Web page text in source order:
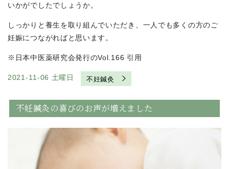
いかがでしたでしょうか。
しっかりと養生を取り組んでいただき、一人でも多くの方のご
妊娠につながればと思います。
※日本中医薬研究会発行のVol.166 引用
2021-11-06 土曜日 不妊鍼灸
不妊鍼灸の喜びのお声が増えました